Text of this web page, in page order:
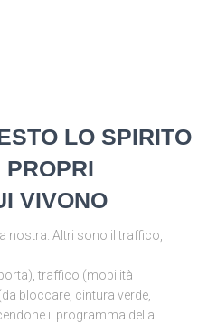
LO SPIRITO
PROPRI
VIVONO
nostra. Altri sono il traffico,
traffico (mobilità
bloccare, cintura verde,
il programma della